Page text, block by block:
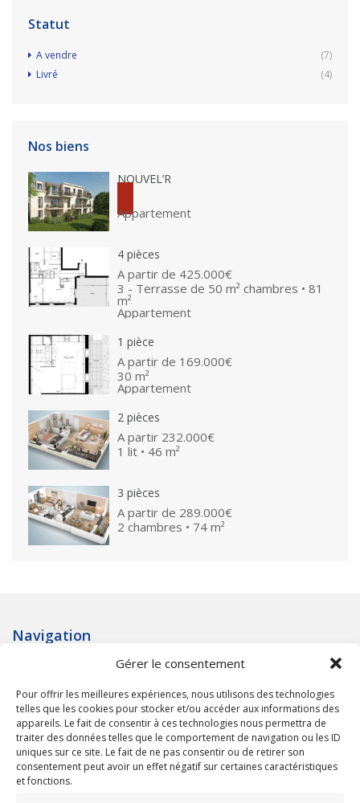
Gérer le consentement
Pour offrir les meilleures expériences, nous utilisons des technologies
telles que les cookies pour stocker et/ou accéder aux informations des
appareils. Le fait de consentir à ces technologies nous permettra de
traiter des données telles que le comportement de navigation ou les ID
uniques sur ce site. Le fait de ne pas consentir ou de retirer son
consentement peut avoir un effet négatif sur certaines caractéristiques
et fonctions.
Statut
A vendre
(7)
Livré
(4)
Nos biens
NOUVEL’R
Appartement
4 pièces
A partir de 425.000€
3 - Terrasse de 50 m² chambres • 81
m²
Appartement
1 pièce
A partir de 169.000€
30 m²
Appartement
2 pièces
A partir 232.000€
1 lit • 46 m²
3 pièces
A partir de 289.000€
2 chambres • 74 m²
Navigation
Programmes neufs
Terrains à bâtir
Informations
Nos réferences